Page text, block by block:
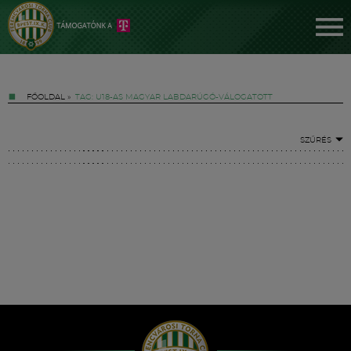
FŐOLDAL » TAG: U18-AS MAGYAR LABDARÚGÓ-VÁLOGATOTT
SZŰRÉS
Hírek